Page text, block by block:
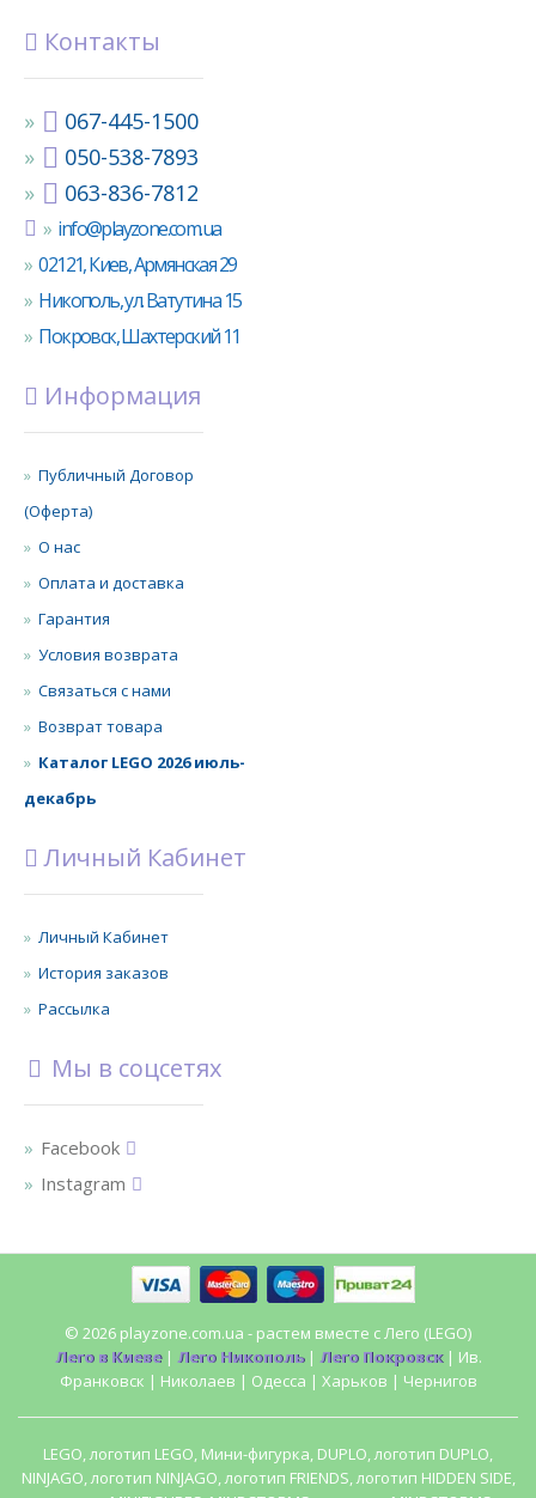
Контакты
067-445-1500
050-538-7893
063-836-7812
info@playzone.com.ua
02121, Киев, Армянская 29
Никополь, ул. Ватутина 15
Покровск, Шахтерский 11
Информация
Публичный Договор
(Оферта)
О нас
Оплата и доставка
Гарантия
Условия возврата
Связаться с нами
Возврат товара
Каталог LEGO 2026 июль-
декабрь
Личный Кабинет
Личный Кабинет
История заказов
Рассылка
Мы в соцсетях
Facebook
Instagram
© 2026 playzone.com.ua - растем вместе с Лего (LEGO)
Лего в Киеве| Лего Никополь| Лего Покровск| Ив.
Франковск | Николаев | Одесса | Харьков | Чернигов
LEGO, логотип LEGO, Мини-фигурка, DUPLO, логотип DUPLO,
NINJAGO, логотип NINJAGO, логотип FRIENDS, логотип HIDDEN SIDE,